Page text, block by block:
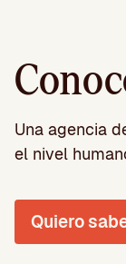
Una agencia
el nivel
Quiero